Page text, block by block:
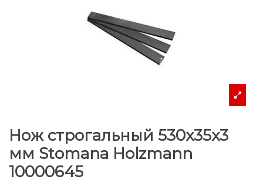
Нож строгальный 530x35x3
мм Stomana Holzmann
10000645